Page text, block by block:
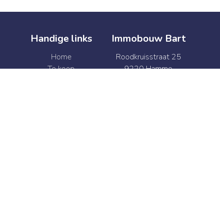
Handige links
Home
Te koop
Immobouw Bart
Roodkruisstraat 25
9220 Hamme